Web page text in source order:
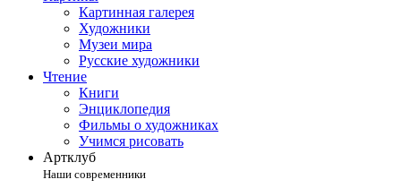
Картинная галерея
Художники
Музеи мира
Русские художники
Чтение
Книги
Энциклопедия
Фильмы о художниках
Учимся рисовать
Артклуб
Наши современники